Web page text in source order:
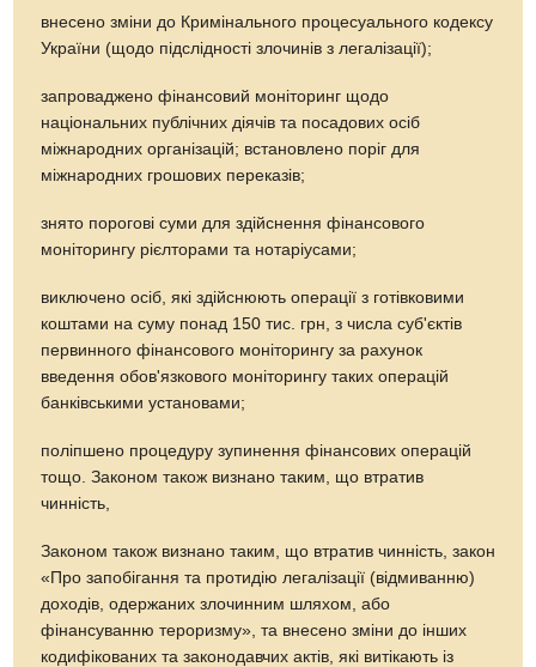
внесено зміни до Кримінального процесуального кодексу
України (щодо підслідності злочинів з легалізації);
запроваджено фінансовий моніторинг щодо
національних публічних діячів та посадових осіб
міжнародних організацій; встановлено поріг для
міжнародних грошових переказів;
знято порогові суми для здійснення фінансового
моніторингу рієлторами та нотаріусами;
виключено осіб, які здійснюють операції з готівковими
коштами на суму понад 150 тис. грн, з числа суб'єктів
первинного фінансового моніторингу за рахунок
введення обов'язкового моніторингу таких операцій
банківськими установами;
поліпшено процедуру зупинення фінансових операцій
тощо. Законом також визнано таким, що втратив
чинність,
Законом також визнано таким, що втратив чинність, закон
«Про запобігання та протидію легалізації (відмиванню)
доходів, одержаних злочинним шляхом, або
фінансуванню тероризму», та внесено зміни до інших
кодифікованих та законодавчих актів, які витікають із